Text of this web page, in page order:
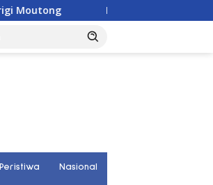
Penghulu di Parigi Moutong Diminta
Peristiwa Nasional